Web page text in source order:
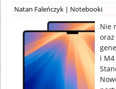
Natan Faleńczyk | Notebooki
Nie
i